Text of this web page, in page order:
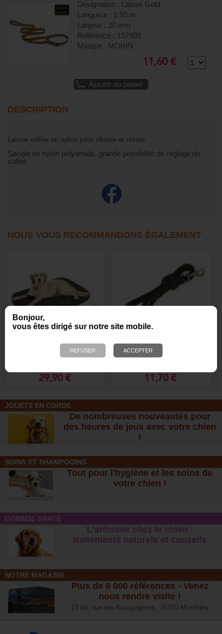
Bonjour,
vous êtes dirigé sur notre site mobile.
Désignation : Laisse Gold
Longueur : 1.50 m
Largeur : 20 mm
Référence : 157909
Marque : MORIN
11,60 €
Ajouter au panier
DESCRIPTION
Laisse collier en nylon pour chiens et chiots.
Sangle en nylon polyamide, grande possibilité de réglage du
collier.
NOUS VOUS RECOMMANDONS ÉGALEMENT
Couverture DogTravel
29,90 €
Longe pour chien
11,70 €
JOUETS EN CORDE
De nombreuses nouveautés pour
des heures de jeux avec votre chien
!
SOINS ET SHAMPOOING
Tout pour l'hygiène et les soins de
votre chien !
CONSEIL SANTÉ
L’arthrose chez le chien :
traitements naturels et conseil s
NOTRE MAGASIN
Plus de 6 000 références - Venez
nous rendre visite !
23 bis, rue des Bourguignons, 91310 Montlhéry